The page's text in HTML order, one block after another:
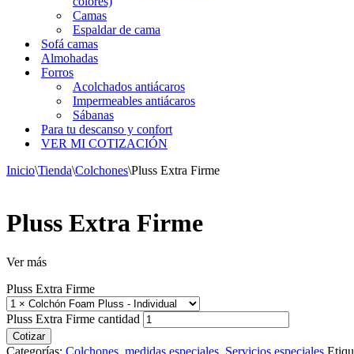
Camas
Espaldar de cama
Sofá camas
Almohadas
Forros
Acolchados antiácaros
Impermeables antiácaros
Sábanas
Para tu descanso y confort
VER MI COTIZACIÓN
Inicio\Tienda\Colchones\Pluss Extra Firme
Pluss Extra Firme
Ver más
Pluss Extra Firme
Pluss Extra Firme cantidad
Cotizar
Categorías: Colchones medidas especiales Servicios especiales